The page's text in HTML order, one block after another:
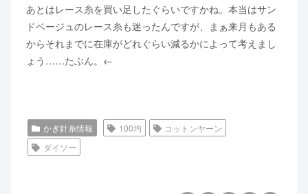
あとはレース糸を買い足したぐらいですかね。本当はサン
ドベージュのレース糸も迷ったんですが、まぁ来月もある
からそれまでに在庫がどれぐらい減るかによって考えまし
ょう……たぶん。←
かぎ針糸情報 100均
コットンヤーン
ダイソー